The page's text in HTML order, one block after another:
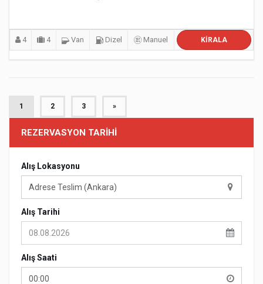
4 4 Van Dizel Manuel KIRALA
1 2 3 »
REZERVASYON TARIHI
Alış Lokasyonu
Adrese Teslim (Ankara)
Alış Tarihi
Alış Saati
00:00